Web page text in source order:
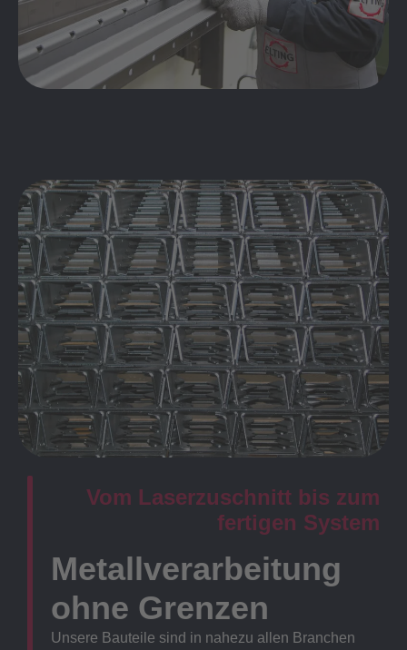
Vom Laserzuschnitt bis zum
fertigen System
Metallverarbeitung
ohne Grenzen
Unsere Bauteile sind in nahezu allen Branchen